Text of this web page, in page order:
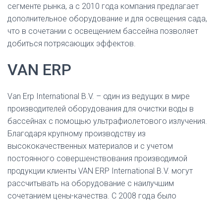
сегменте рынка, а с 2010 года компания предлагает
дополнительное оборудование и для освещения сада,
что в сочетании с освещением бассейна позволяет
добиться потрясающих эффектов.
VAN ERP
Van Erp International B.V. – один из ведущих в мире
производителей оборудования для очистки воды в
бассейнах с помощью ультрафиолетового излучения.
Благодаря крупному производству из
высококачественных материалов и с учетом
постоянного совершенствования производимой
продукции клиенты VAN ERP International B.V. могут
рассчитывать на оборудование с наилучшим
сочетанием цены-качества. С 2008 года было